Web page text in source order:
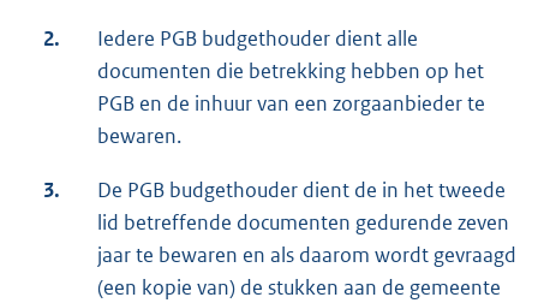
2.
Iedere PGB budgethouder dient alle
documenten die betrekking hebben op het
PGB en de inhuur van een zorgaanbieder te
bewaren.
3.
De PGB budgethouder dient de in het tweede
lid betreffende documenten gedurende zeven
jaar te bewaren en als daarom wordt gevraagd
(een kopie van) de stukken aan de gemeente